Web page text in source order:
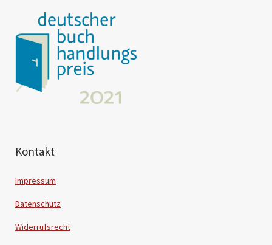
Kontakt
Impressum
Datenschutz
Widerrufsrecht